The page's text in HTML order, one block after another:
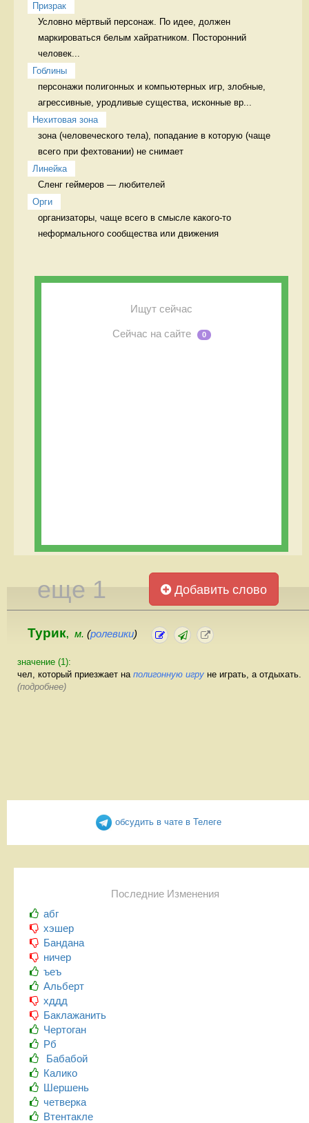
Призрак
Условно мёртвый персонаж. По идее, должен
маркироваться белым хайратником. Посторонний
человек...
Гоблины
персонажи полигонных и компьютерных игр, злобные,
агрессивные, уродливые существа, исконные вр...
Нехитовая зона
зона (человеческого тела), попадание в которую (чаще
всего при фехтовании) не снимает
Линейка
Сленг геймеров — любителей
Орги
организаторы, чаще всего в смысле какого-то
неформального сообщества или движения
Ищут сейчас
Сейчас на сайте 0
еще 1 Добавить слово
Турик, м. (ролевики)
значение (1):
чел, который приезжает на полигонную игру не играть, а отдыхать.
(подробнее)
обсудить в чате в Телеге
Последние Изменения
абг
хэшер
Бандана
ничер
ъеъ
Альберт
хддд
Баклажанить
Чертоган
Рб
Бабабой
Калико
Шершень
четверка
Втентакле